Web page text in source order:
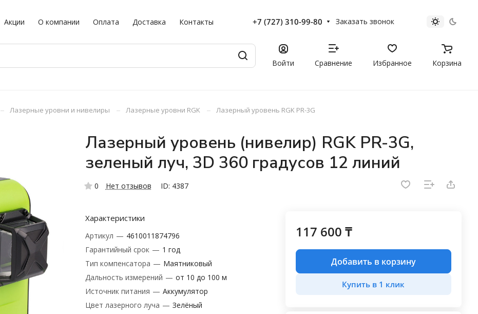
Акции О компании Оплата Доставка Контакты +7 (727) 310-99-80 Заказать звонок
Войти Сравнение Избранное Корзина
– Лазерные уровни и нивелиры – Лазерные уровни RGK – Лазерный уровень RGK PR-3G
Лазерный уровень (нивелир) RGK PR-3G,
зеленый луч, 3D 360 градусов 12 линий
0 Нет отзывов ID: 4387
Характеристики
Артикул — 4610011874796
Гарантийный срок — 1 год
Тип компенсатора — Маятниковый
Дальность измерений — от 10 до 100 м
Источник питания — Аккумулятор
Цвет лазерного луча — Зелёный
117 600 ₸
Добавить в корзину
Купить в 1 клик